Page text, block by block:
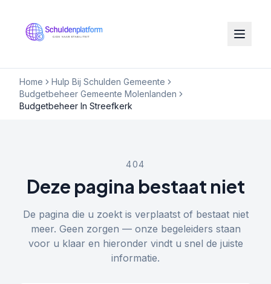
Home
Hulp Bij Schulden Gemeente
Budgetbeheer Gemeente Molenlanden
Budgetbeheer In Streefkerk
404
Deze pagina bestaat niet
De pagina die u zoekt is verplaatst of bestaat niet
meer. Geen zorgen — onze begeleiders staan
voor u klaar en hieronder vindt u snel de juiste
informatie.